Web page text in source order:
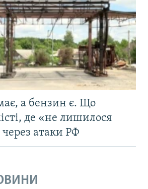
а бензин є. Що
де «не лишилося
атаки РФ